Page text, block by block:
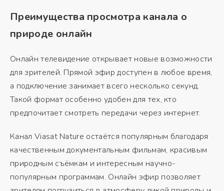
Преимущества просмотра канала о
природе онлайн
Онлайн телевидение открывает новые возможности
для зрителей. Прямой эфир доступен в любое время,
а подключение занимает всего несколько секунд.
Такой формат особенно удобен для тех, кто
предпочитает смотреть передачи через интернет.
Канал Viasat Nature остаётся популярным благодаря
качественным документальным фильмам, красивым
природным съёмкам и интересным научно-
популярным программам. Онлайн эфир позволяет